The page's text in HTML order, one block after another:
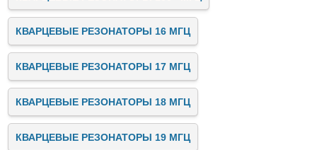
КВАРЦЕВЫЕ РЕЗОНАТОРЫ 16 МГЦ
КВАРЦЕВЫЕ РЕЗОНАТОРЫ 17 МГЦ
КВАРЦЕВЫЕ РЕЗОНАТОРЫ 18 МГЦ
КВАРЦЕВЫЕ РЕЗОНАТОРЫ 19 МГЦ